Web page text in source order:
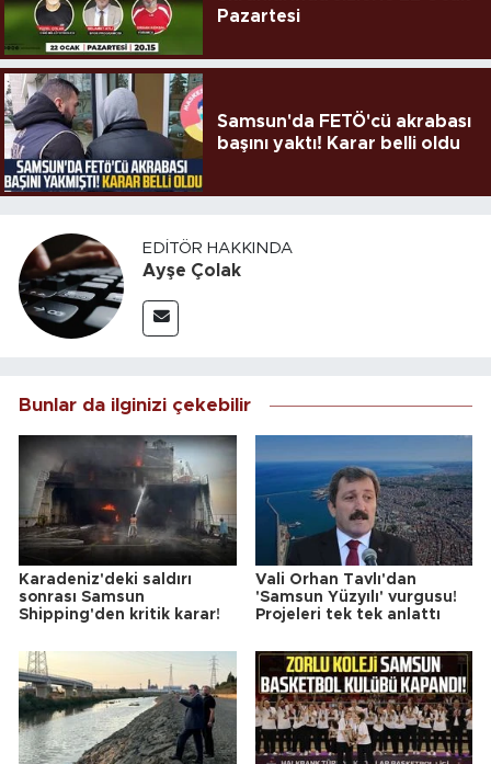
Pazartesi
Samsun'da FETÖ'cü akrabası
başını yaktı! Karar belli oldu
EDITÖR HAKKINDA
Ayşe Çolak
Bunlar da ilginizi çekebilir
Karadeniz'deki saldırı
sonrası Samsun
Shipping'den kritik karar!
Vali Orhan Tavlı'dan
'Samsun Yüzyılı' vurgusu!
Projeleri tek tek anlattı